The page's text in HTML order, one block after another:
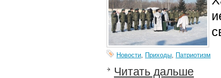
Новости, Приходы, Патриотизм
Читать дальше